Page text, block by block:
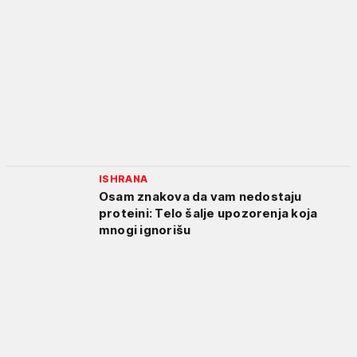
ISHRANA
Osam znakova da vam nedostaju
proteini: Telo šalje upozorenja koja
mnogi ignorišu